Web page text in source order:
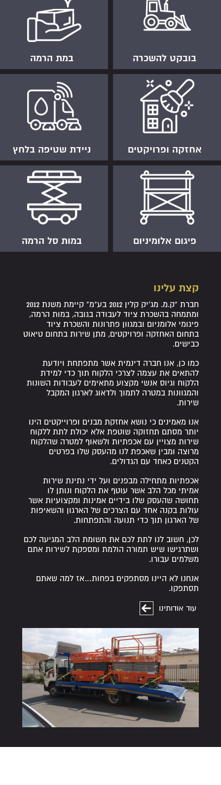
בובקט להשכרה במת הרמה
אחזקה ופרויקטים ניידת שטיפה בלחץ
פיגום אלומיניום במות סל הרמה
קצת עלינו
חברת "ק.מ. מג'יק קלין 2012 בע"מ" קיימת משנת 2012
ומתמחה בהשכרת ציוד לעבודה בגובה, במות הרמה,
פיגומי אלומניום ובמגוון פתרונות והשכרת ציוד
בתחום האחזקה ופרויקטים, מתן שירות בתחום טיאוט
כבישים.
כמו כן, אנו חברה דינמית אשר מתפתחת ויודעת
להתאים את עצמה לצרכי הלקוח תוך כדי למידת
הלקוח וגיוס אנשי מקצוע מתאימים לעבודות השונות
והמגוונות במטרה לתמוך ולדאוג לארגון המקבל
שירות.
אנו מאמינים כי נושא אחזקת מבנים ופרוייקטים הינו
יותר מסתם תחזוקה שוטפת אלא יכולת לתת ללקוח
שירות מצויין עם אכפתיות ולשאוף למטרה שהלקוח
מרוצה ומבין שאכפת לנו מהעסק שלו בפרטים
הקטנים כאחד עם הגדולים.
אכפתיות מתחילה מבפנים ועל ידי נתינת שירות
אמיתי מכל הלב אשר עוטף את הלקוח ונותן לו
תחושה שהעסק שלו בידיים אמינות ומקצועיות אשר
עולות בקנה אחד עם הצרכים של הארגון והשאיפות
של הארגון תוך כדי תנועה והתפתחות.
לכן, חשוב לנו לתת לכם את תשומת הלב המגיעה לכם
ושתרגישו שיש תמורה הולמת ומספקת לשירות אתם
משלמים עבורו.
אנחנו לא היינו מסתפקים בפחות…אז למה שאתם
תסתפקו.
עוד אודותינו